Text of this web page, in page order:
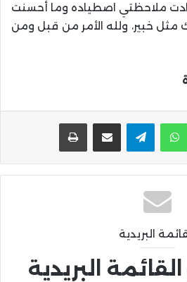
ملاحظتي اصطياده وما أحسنت
مثل خبير، ولله الأمر من قبل ومن
واتساب تيلقرام مشاركة عبر البريد
البريدية
البريدية